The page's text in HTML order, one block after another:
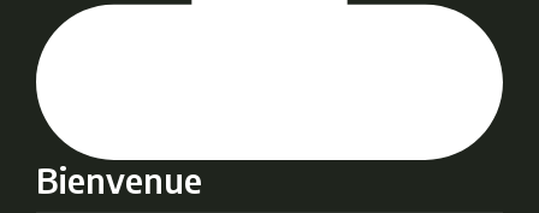
Bienvenue